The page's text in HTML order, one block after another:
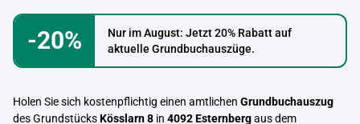
-20%
Nur im August: Jetzt 20% Rabatt auf
aktuelle Grundbuchauszüge.
Holen Sie sich kostenpflichtig einen amtlichen Grundbuchauszug
des GrundstücksKösslarn 8 in 4092 Esternbergaus dem